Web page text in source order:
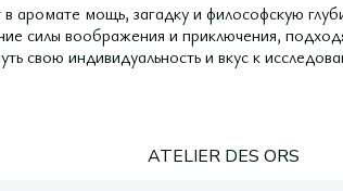
аромате мощь, загадку и философскую
силы воображения и приключения,
свою индивидуальность и вкус к
ATELIER DES ORS